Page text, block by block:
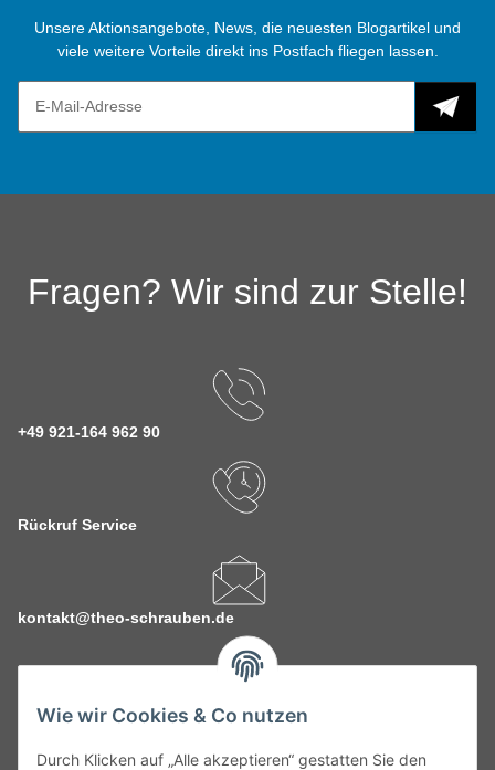
Wie wir Cookies & Co nutzen
Durch Klicken auf „Alle akzeptieren“ gestatten Sie den
Unsere Aktionsangebote, News, die neuesten Blogartikel und
viele weitere Vorteile direkt ins Postfach fliegen lassen.
Fragen? Wir sind zur Stelle!
+49 921-164 962 90
Rückruf Service
kontakt@theo-schrauben.de